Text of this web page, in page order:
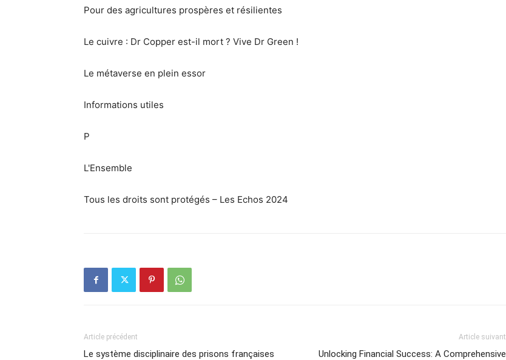
Pour des agricultures prospères et résilientes
Le cuivre : Dr Copper est-il mort ? Vive Dr Green !
Le métaverse en plein essor
Informations utiles
P
L'Ensemble
Tous les droits sont protégés – Les Echos 2024
Article précédent
Le système disciplinaire des prisons françaises
Article suivant
Unlocking Financial Success: A Comprehensive